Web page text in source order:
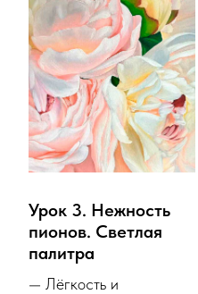
Урок 3. Нежность
пионов. Светлая
палитра
— Лёгкость и